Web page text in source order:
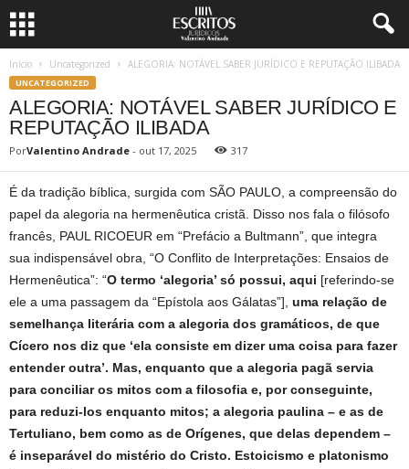
Início Uncategorized ALEGORIA: NOTÁVEL SABER JURÍDICO E REPUTAÇÃO ILIBADA
UNCATEGORIZED
ALEGORIA: NOTÁVEL SABER JURÍDICO E
REPUTAÇÃO ILIBADA
PorValentino Andrade - out 17, 2025 317
É da tradição bíblica, surgida com SÃO PAULO, a compreensão do
papel da alegoria na hermenêutica cristã. Disso nos fala o filósofo
francês, PAUL RICOEUR em “Prefácio a Bultmann”, que integra
sua indispensável obra, “O Conflito de Interpretações: Ensaios de
Hermenêutica”: “O termo ‘alegoria’ só possui, aqui [referindo-se
ele a uma passagem da “Epístola aos Gálatas”], uma relação de
semelhança literária com a alegoria dos gramáticos, de que
Cícero nos diz que ‘ela consiste em dizer uma coisa para fazer
entender outra’. Mas, enquanto que a alegoria pagã servia
para conciliar os mitos com a filosofia e, por conseguinte,
para reduzi-los enquanto mitos; a alegoria paulina – e as de
Tertuliano, bem como as de Orígenes, que delas dependem –
é inseparável do mistério do Cristo. Estoicismo e platonismo